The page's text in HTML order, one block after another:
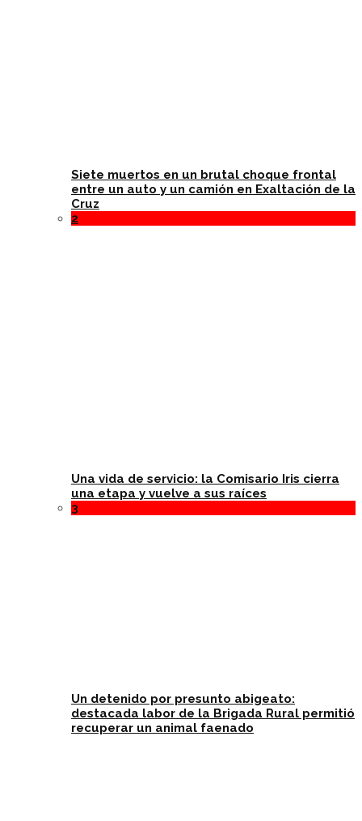
Siete muertos en un brutal choque frontal
entre un auto y un camión en Exaltación de la
Cruz
2
Una vida de servicio: la Comisario Iris cierra
una etapa y vuelve a sus raíces
3
Un detenido por presunto abigeato:
destacada labor de la Brigada Rural permitió
recuperar un animal faenado